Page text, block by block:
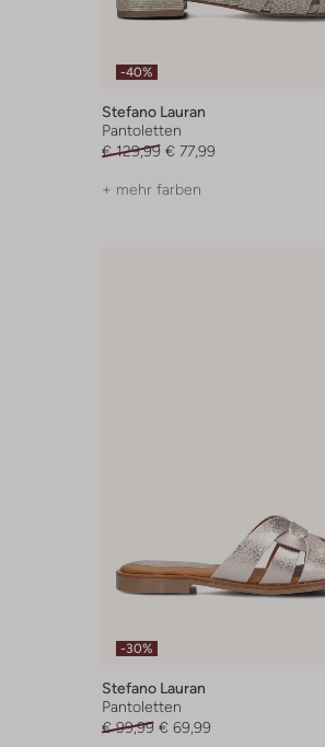
-40%
Stefano Lauran
Pantoletten
€ 129,99 € 77,99
+ mehr farben
-30%
Stefano Lauran
Pantoletten
€ 99,99 € 69,99